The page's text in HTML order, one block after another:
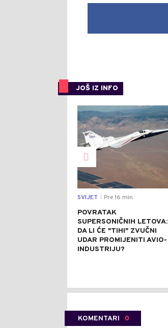
JOŠ IZ INFO
SVIJET Pre 16 min
POVRATAK
SUPERSONIČNIH LETOVA:
DA LI ĆE "TIHI" ZVUČNI
UDAR PROMIJENITI AVIO-
INDUSTRIJU?
KOMENTARI 0